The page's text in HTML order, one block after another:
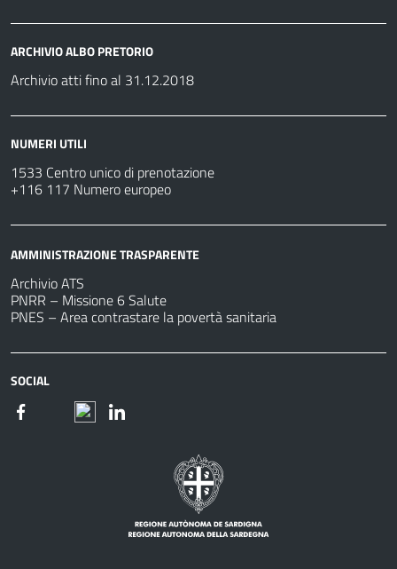
ARCHIVIO ALBO PRETORIO
Archivio atti fino al 31.12.2018
NUMERI UTILI
1533 Centro unico di prenotazione
+116 117 Numero europeo
AMMINISTRAZIONE TRASPARENTE
Archivio ATS
PNRR – Missione 6 Salute
PNES – Area contrastare la povertà sanitaria
SOCIAL